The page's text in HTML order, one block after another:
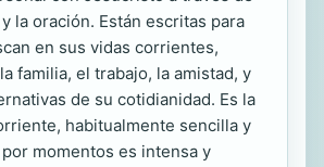
la oración. Están escritas para
en sus vidas corrientes,
familia, el trabajo, la amistad, y
de su cotidianidad. Es la
habitualmente sencilla y
momentos es intensa y